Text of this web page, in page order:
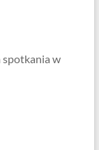
spotkania w